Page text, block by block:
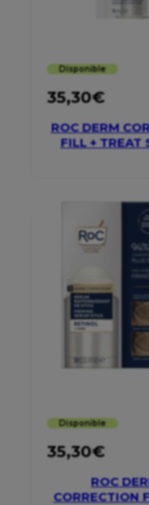
Disponible
35,30€
ROC DERM
FILL + TREAT
Disponible
35,30€
ROC
CORRECTION